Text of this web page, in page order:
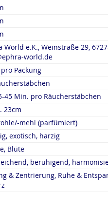
World e.K., Weinstraße 29,
world.de
Packung
45 Min. pro Räucherstäbchen
23cm
mehl (parfümiert)
exotisch, harzig
Blüte
beruhigend,
& Zentrierung, Ruhe &